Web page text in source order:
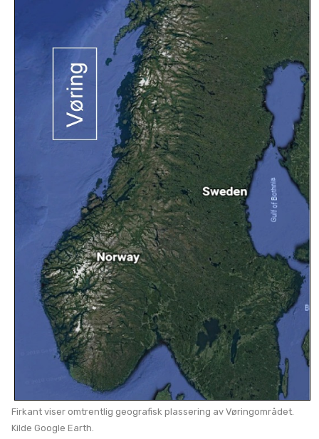
Firkant viser omtrentlig geografisk plassering av Vøringområdet.
Kilde Google Earth.